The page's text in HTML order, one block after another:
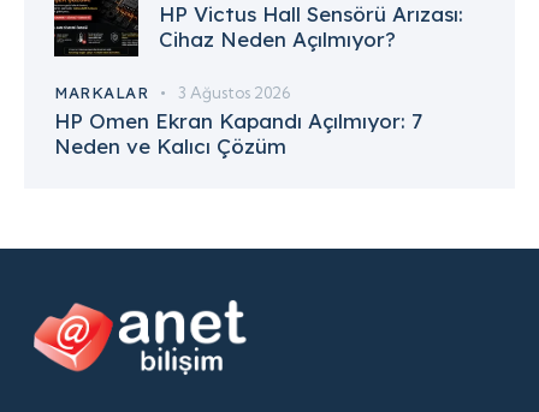
HP Victus Hall Sensörü Arızası:
Cihaz Neden Açılmıyor?
MARKALAR 3 Ağustos 2026
HP Omen Ekran Kapandı Açılmıyor: 7
Neden ve Kalıcı Çözüm